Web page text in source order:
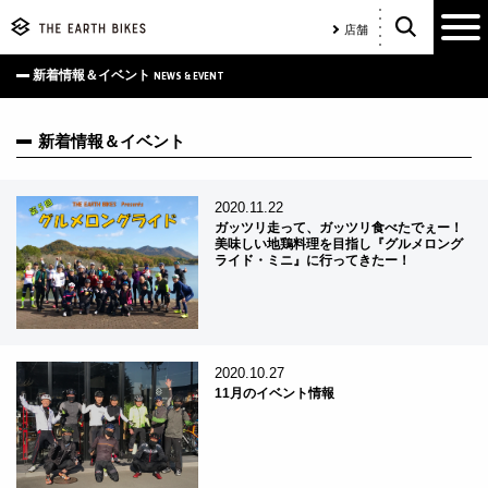
店舗
新着情報＆イベント NEWS & EVENT
新着情報＆イベント
2020.11.22
ガッツリ走って、ガッツリ食べたでぇー！
美味しい地鶏料理を目指し『グルメロング
ライド・ミニ』に行ってきたー！
2020.10.27
11月のイベント情報